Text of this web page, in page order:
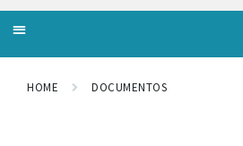
HOME DOCUMENTOS